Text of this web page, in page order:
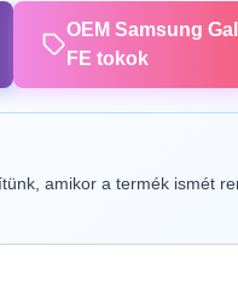
OEM Samsung
FE tokok
amikor a termék ismét